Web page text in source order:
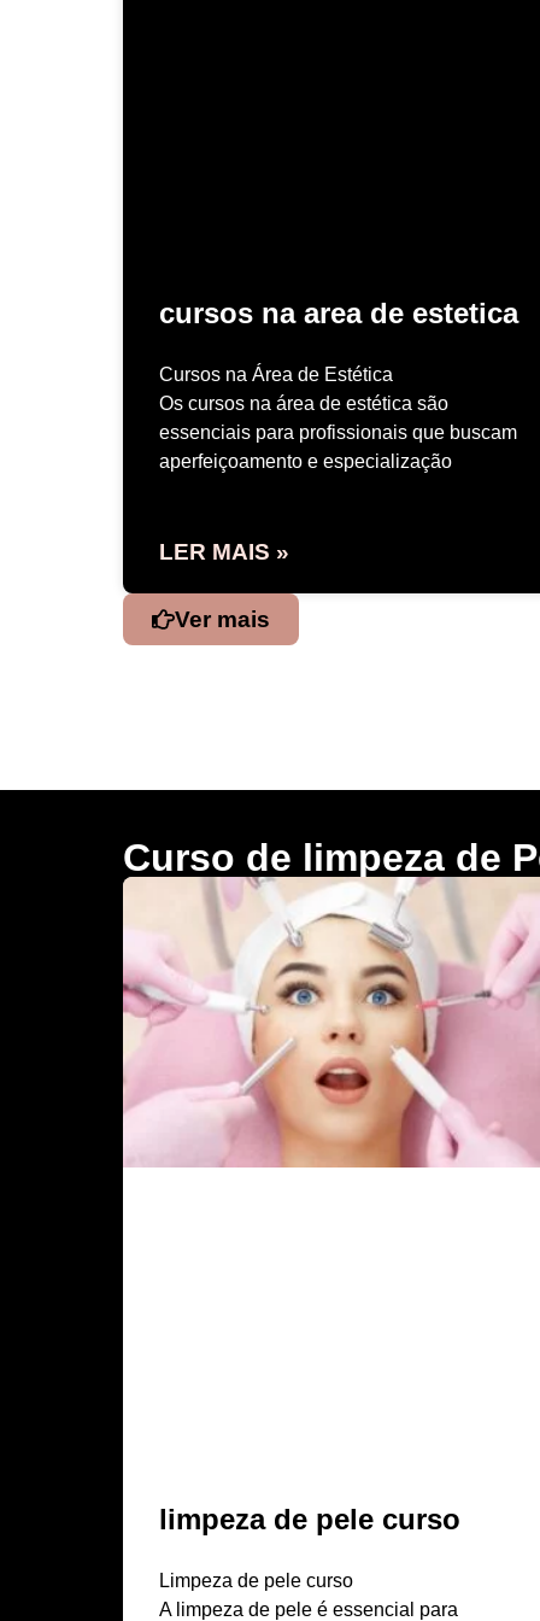
cursos na area de estetica
Cursos na Área de Estética
Os cursos na área de estética são
essenciais para profissionais que buscam
aperfeiçoamento e especialização
LER MAIS »
Ver mais
Curso de limpeza de
limpeza de pele curso
Limpeza de pele curso
A limpeza de pele é essencial para